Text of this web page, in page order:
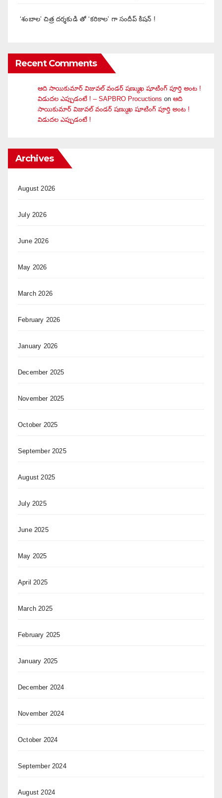
‘శంబాల’ చిత్ర దర్శకుడి తో ‘కరికాల’ గా సందీప్ కిషన్ !
Recent Comments
ఆది సాయికుమార్ విజువ‌ల్ వండ‌ర్ ష‌ణ్ముఖ షూటింగ్ పూర్తి అంట !
విడుదల ఎప్పుడంటే ! – SAPBRO Procuctions on ఆది
సాయికుమార్ విజువ‌ల్ వండ‌ర్ ష‌ణ్ముఖ షూటింగ్ పూర్తి అంట !
విడుదల ఎప్పుడంటే !
Archives
August 2026
July 2026
June 2026
May 2026
March 2026
February 2026
January 2026
December 2025
November 2025
October 2025
September 2025
August 2025
July 2025
June 2025
May 2025
April 2025
March 2025
February 2025
January 2025
December 2024
November 2024
October 2024
September 2024
August 2024